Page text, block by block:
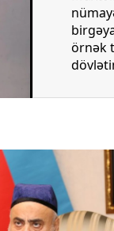
örnək
səviyyədədir.
BMT-
deyib.
Komitəsi